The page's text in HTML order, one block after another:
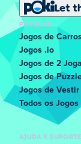
Let
POPULAR
Jogos de
Jogos .io
Jogos de 2
Jogos de
Jogos de Vestir
Todos os Jogos
AJUDA E SUPORTE